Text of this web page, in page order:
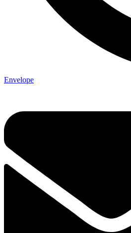
Envelope